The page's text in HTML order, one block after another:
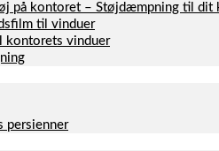
på kontoret – Støjdæmpning til dit
til vinduer
kontorets vinduer
persienner